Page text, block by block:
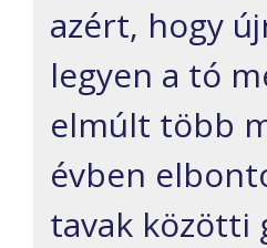
azért, hogy
legyen a tó
elmúlt több
évben
tavak közötti